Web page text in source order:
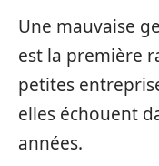
Une mauvaise
est la première
petites
elles échouent
années.